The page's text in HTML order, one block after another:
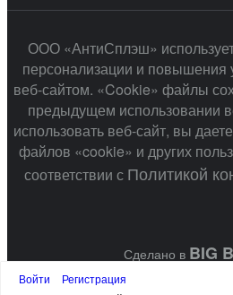
ООО «АнтиСплэш»
персонализации и повышения
веб-сайтом. «Cookie» файлы
предыдущем использовании
использовать веб-сайт, вы
файлов «cookie» и других
соответствии с Политикой
Сделано в BIG
Войти
Регистрация